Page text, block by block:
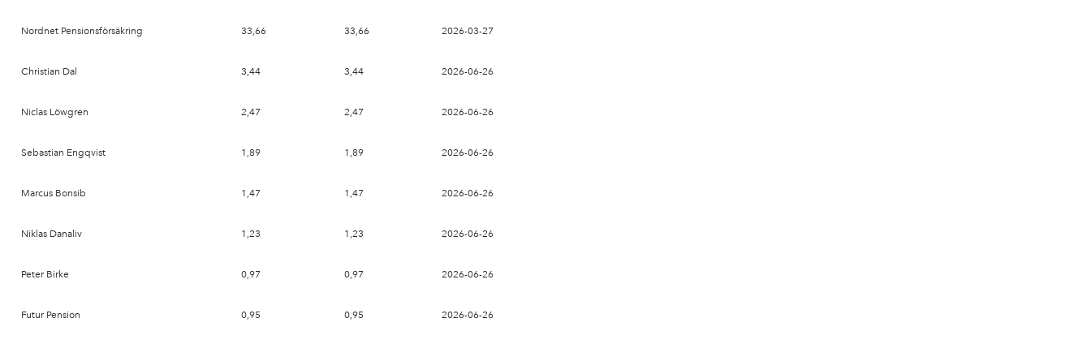
Nordnet Pensionsförsäkring 33,66 33,66 2026-03-27
Christian Dal 3,44 3,44 2026-06-26
Niclas Löwgren 2,47 2,47 2026-06-26
Sebastian Engqvist 1,89 1,89 2026-06-26
Marcus Bonsib 1,47 1,47 2026-06-26
Niklas Danaliv 1,23 1,23 2026-06-26
Peter Birke 0,97 0,97 2026-06-26
Futur Pension 0,95 0,95 2026-06-26